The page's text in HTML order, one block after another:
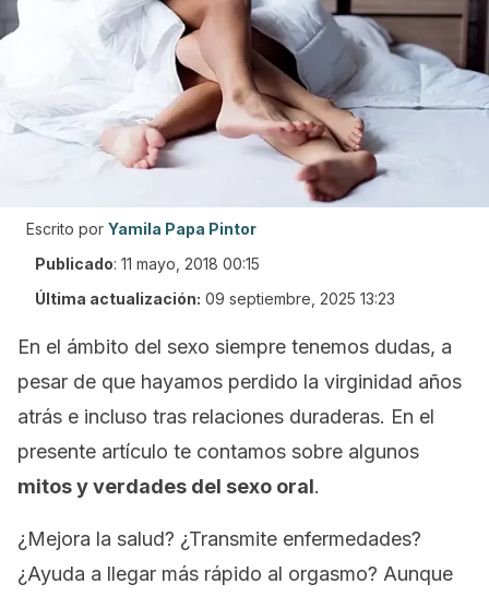
Escrito por Yamila Papa Pintor
Publicado: 11 mayo, 2018 00:15
Última actualización: 09 septiembre, 2025 13:23
En el ámbito del sexo siempre tenemos dudas, a
pesar de que hayamos perdido la virginidad años
atrás e incluso tras relaciones duraderas. En el
presente artículo te contamos sobre algunos
mitos y verdades del sexo oral.
¿Mejora la salud? ¿Transmite enfermedades?
¿Ayuda a llegar más rápido al orgasmo? Aunque